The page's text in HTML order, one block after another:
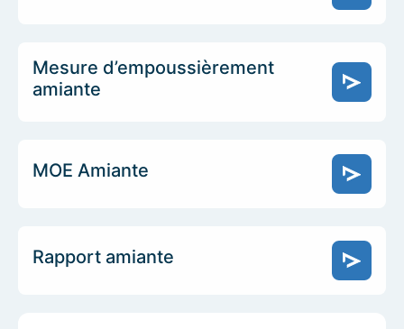
Mesure d’empoussièrement
amiante
MOE Amiante
Rapport amiante